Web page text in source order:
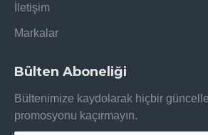
İletişim
Markalar
Bülten Aboneliği
Bültenimize kaydolarak hiçbir
promosyonu kaçırmayın.